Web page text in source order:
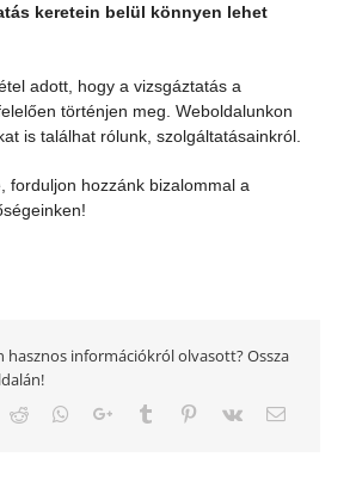
keretein belül könnyen lehet
adott, hogy a vizsgáztatás a
történjen meg. Weboldalunkon
is találhat rólunk, szolgáltatásainkról.
forduljon hozzánk bizalommal a
hasznos információkról olvasott? Ossza
Reddit Whatsapp
Google+Tumblr Pinterest
Vk Email